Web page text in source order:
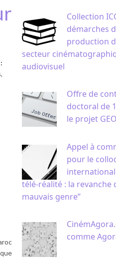
Collection
démarches
production
secteur
audiovisuel
Offre de
doctoral de
le projet
Appel à
pour le
international
télé-réalité : la revanche
mauvais genre”
comme